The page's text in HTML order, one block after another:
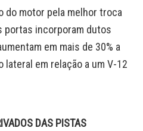
do motor pela melhor troca
portas incorporam dutos
em mais de 30% a
em relação a um V-12
DAS PISTAS